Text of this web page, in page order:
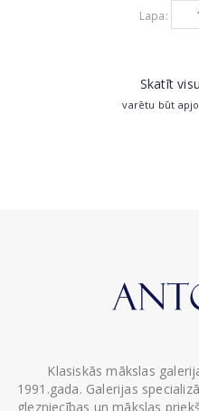
Lapa:
Skatīt
varētu būt
Klasiskās mākslas
1991.gada. Galerijas
glezniecības un mākslas